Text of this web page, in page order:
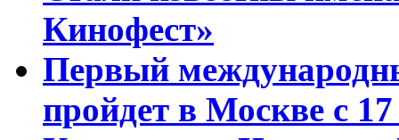
Кинофест»
Первый
пройдет в Москве с